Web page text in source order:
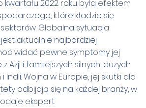
2022 roku była efektem
które kładzie się
Globalna sytuacja
aktualnie najbardziej
widać pewne symptomy jej
Azji i tamtejszych silnych, dużych
Wojna w Europie, jej skutki dla
odbijają się na każdej branży, w
ekspert.